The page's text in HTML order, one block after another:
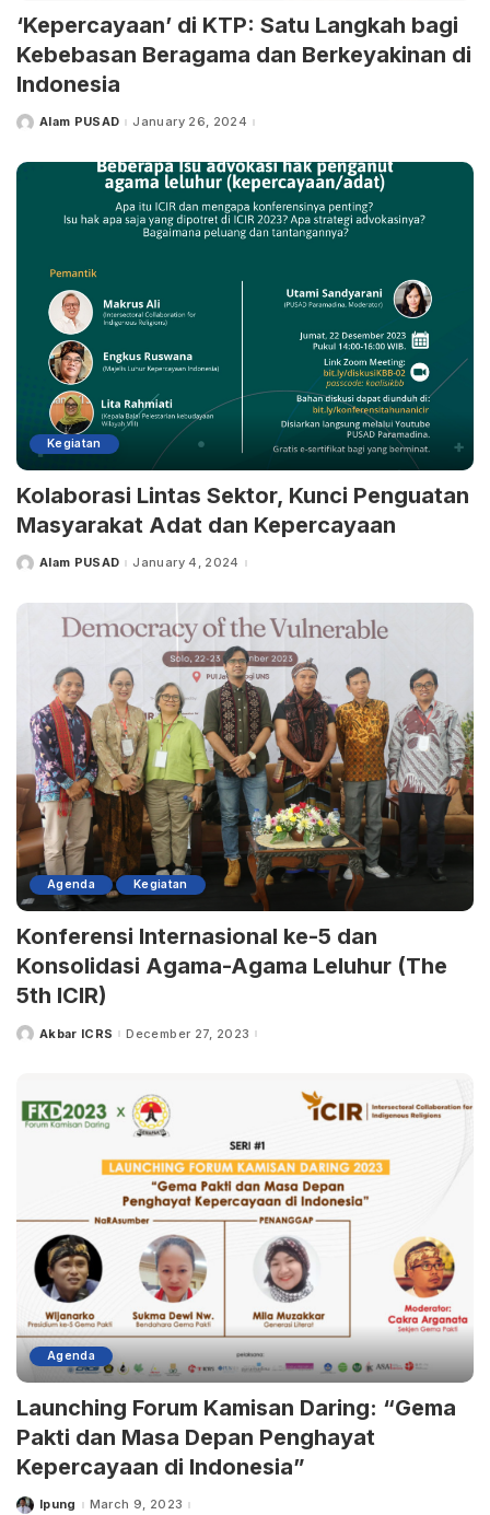
‘Kepercayaan’ di KTP: Satu Langkah bagi
Kebebasan Beragama dan Berkeyakinan di
Indonesia
Alam PUSAD January 26, 2024
Kegiatan
Kolaborasi Lintas Sektor, Kunci Penguatan
Masyarakat Adat dan Kepercayaan
Alam PUSAD January 4, 2024
Agenda Kegiatan
Konferensi Internasional ke-5 dan
Konsolidasi Agama-Agama Leluhur (The
5th ICIR)
Akbar ICRS December 27, 2023
Agenda
Launching Forum Kamisan Daring: “Gema
Pakti dan Masa Depan Penghayat
Kepercayaan di Indonesia”
Ipung March 9, 2023